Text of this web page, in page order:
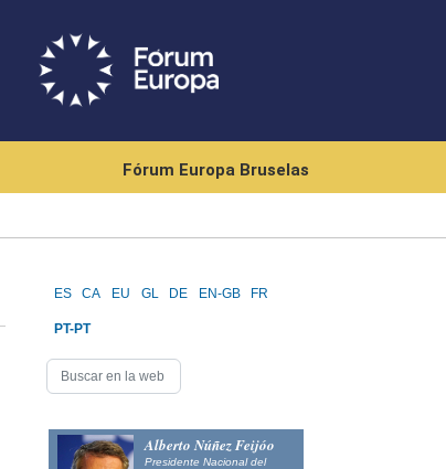
Fórum Europa Bruselas
ES CA EU GL DE EN-GB FR
PT-PT
Alberto Núñez Feijóo
Presidente Nacional del